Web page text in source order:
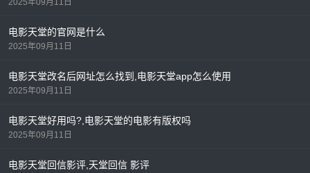
2025年09月11日
电影天堂的官网是什么
2025年09月11日
电影天堂改名后网址怎么找到,电影天堂app怎么使用
2025年09月11日
电影天堂好用吗?,电影天堂的电影有版权吗
2025年09月11日
电影天堂回信影评,天堂回信 影评